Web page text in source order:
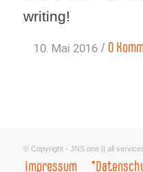
writing!
10. Mai 2016 / 0
© Copyright - JNS.one || all
Impressum